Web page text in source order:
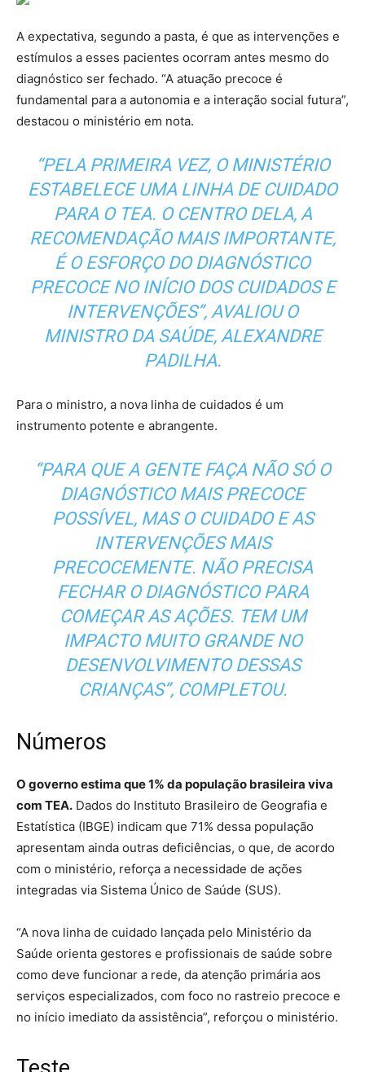
A expectativa, segundo a pasta, é que as intervenções e
estímulos a esses pacientes ocorram antes mesmo do
diagnóstico ser fechado. “A atuação precoce é
fundamental para a autonomia e a interação social futura”,
destacou o ministério em nota.
“PELA PRIMEIRA VEZ, O MINISTÉRIO
ESTABELECE UMA LINHA DE CUIDADO
PARA O TEA. O CENTRO DELA, A
RECOMENDAÇÃO MAIS IMPORTANTE,
É O ESFORÇO DO DIAGNÓSTICO
PRECOCE NO INÍCIO DOS CUIDADOS E
INTERVENÇÕES”, AVALIOU O
MINISTRO DA SAÚDE, ALEXANDRE
PADILHA.
Para o ministro, a nova linha de cuidados é um
instrumento potente e abrangente.
“PARA QUE A GENTE FAÇA NÃO SÓ O
DIAGNÓSTICO MAIS PRECOCE
POSSÍVEL, MAS O CUIDADO E AS
INTERVENÇÕES MAIS
PRECOCEMENTE. NÃO PRECISA
FECHAR O DIAGNÓSTICO PARA
COMEÇAR AS AÇÕES. TEM UM
IMPACTO MUITO GRANDE NO
DESENVOLVIMENTO DESSAS
CRIANÇAS”, COMPLETOU.
Números
O governo estima que 1% da população brasileira viva
com TEA. Dados do Instituto Brasileiro de Geografia e
Estatística (IBGE) indicam que 71% dessa população
apresentam ainda outras deficiências, o que, de acordo
com o ministério, reforça a necessidade de ações
integradas via Sistema Único de Saúde (SUS).
“A nova linha de cuidado lançada pelo Ministério da
Saúde orienta gestores e profissionais de saúde sobre
como deve funcionar a rede, da atenção primária aos
serviços especializados, com foco no rastreio precoce e
no início imediato da assistência”, reforçou o ministério.